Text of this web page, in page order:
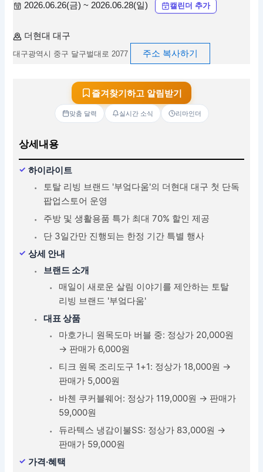
2026.06.26(금) ~ 2026.06.28(일) 캘린더 추가
더현대 대구
대구광역시 중구 달구벌대로 2077 주소 복사하기
즐겨찾기하고 알림받기
맞춤 달력 실시간 소식 리마인더
상세내용
하이라이트
토탈 리빙 브랜드 '부엌다움'의 더현대 대구 첫 단독
팝업스토어 운영
주방 및 생활용품 특가 최대 70% 할인 제공
단 3일간만 진행되는 한정 기간 특별 행사
상세 안내
브랜드 소개
매일이 새로운 살림 이야기를 제안하는 토탈
리빙 브랜드 '부엌다움'
대표 상품
마호가니 원목도마 버블 중: 정상가 20,000원
→ 판매가 6,000원
티크 원목 조리도구 1+1: 정상가 18,000원 →
판매가 5,000원
바첸 쿠커블웨어: 정상가 119,000원 → 판매가
59,000원
듀라텍스 냉감이불SS: 정상가 83,000원 →
판매가 59,000원
가격·혜택